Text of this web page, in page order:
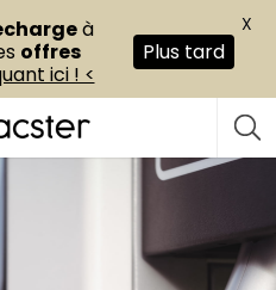
à
offres
ici ! <
Plus tard
X